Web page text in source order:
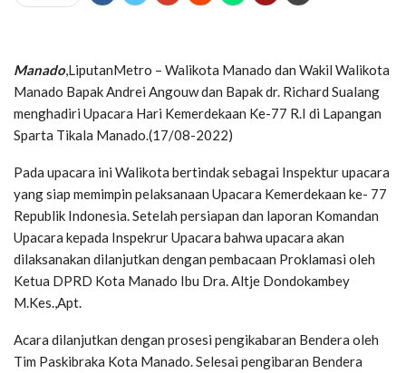
Manado,LiputanMetro – Walikota Manado dan Wakil Walikota
Manado Bapak Andrei Angouw dan Bapak dr. Richard Sualang
menghadiri Upacara Hari Kemerdekaan Ke-77 R.I di Lapangan
Sparta Tikala Manado.(17/08-2022)
Pada upacara ini Walikota bertindak sebagai Inspektur upacara
yang siap memimpin pelaksanaan Upacara Kemerdekaan ke- 77
Republik Indonesia. Setelah persiapan dan laporan Komandan
Upacara kepada Inspekrur Upacara bahwa upacara akan
dilaksanakan dilanjutkan dengan pembacaan Proklamasi oleh
Ketua DPRD Kota Manado Ibu Dra. Altje Dondokambey
M.Kes.,Apt.
Acara dilanjutkan dengan prosesi pengikabaran Bendera oleh
Tim Paskibraka Kota Manado. Selesai pengibaran Bendera